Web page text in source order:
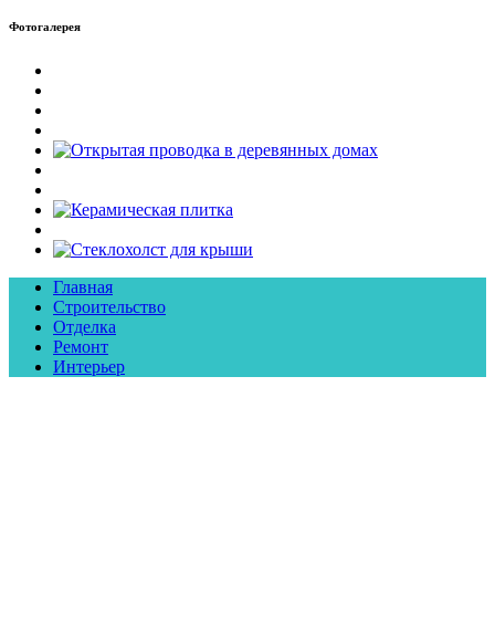
Фотогалерея
Главная
Строительство
Отделка
Ремонт
Интерьер